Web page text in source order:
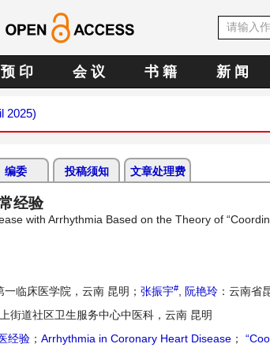
预 印 会 议 书 籍 新 闻
2025)
编委 投稿须知 文章处理费
经验
with Arrhythmia Based on the Theory of
一临床医学院，云南 昆明； 张振宇# 阮艳玲 ：云南省
街道社区卫生服务中心中医科，云南 昆明
经验 ； Arrhythmia in Coronary Heart Disease ；